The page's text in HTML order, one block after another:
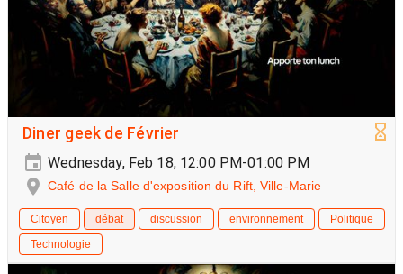
Diner geek de Février
Wednesday, Feb 18, 12:00 PM-01:00 PM
Café de la Salle d'exposition du Rift, Ville-Marie
Citoyen débat discussion environnement
Politique
Technologie